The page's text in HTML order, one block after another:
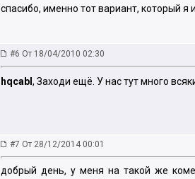
спасибо, именно тот вариант, который я
#6 От 18/04/2010 02:30
hqcabl , Заходи ещё. У нас тут много
#7 От 28/12/2014 00:01
добрый день, у меня на такой же